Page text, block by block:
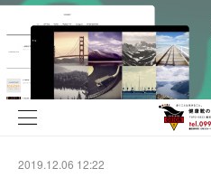
2019.12.06 12:22